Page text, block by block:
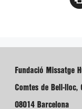
Fundació Missatge
Comtes de Bell-lloc,
08014 Barcelona